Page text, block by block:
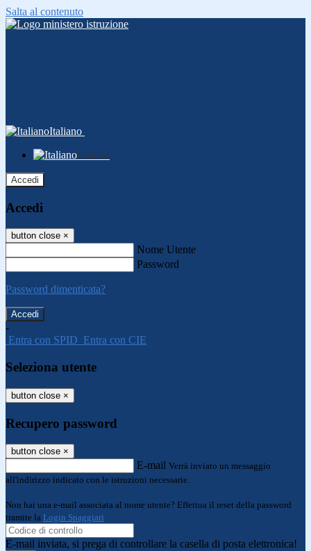
Salta al contenuto
Italiano
Italiano
Accedi
Accedi
button close ×
Nome Utente
Password
Password dimenticata?
-
Entra con SPID Entra con CIE
Seleziona utente
button close ×
Recupero password
button close ×
E-mail Verrà inviato un messaggio
all'indirizzo indicato con le istruzioni necessarie.
Non hai una e-mail associata al nome utente? Effettua il reset della password
tramite la Login Spaggiari
E-mail inviata, si prega di controllare la casella di posta elettronica!